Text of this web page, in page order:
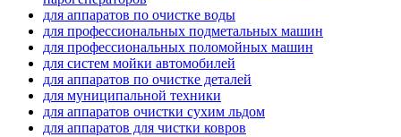
для аппаратов по очистке воды
для профессиональных подметальных машин
для профессиональных поломойных машин
для систем мойки автомобилей
для аппаратов по очистке деталей
для муниципальной техники
для аппаратов очистки сухим льдом
для аппаратов для чистки ковров